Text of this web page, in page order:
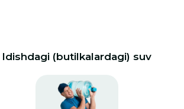
Idishdagi (butilkalardagi) suv